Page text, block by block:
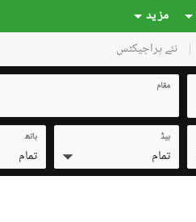
مز ید
نئے پراجیکٹس
مقام
بیڈ
تمام
باتھ
تمام